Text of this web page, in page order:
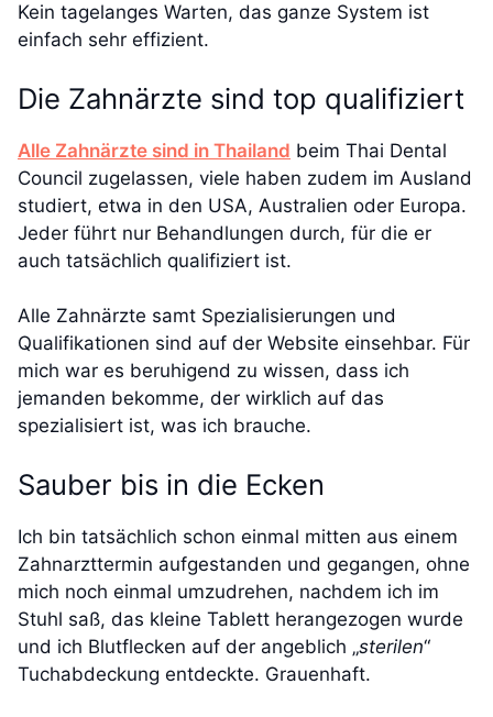
Kein tagelanges Warten, das ganze System ist
einfach sehr effizient.
Die Zahnärzte sind top qualifiziert
Alle Zahnärzte sind in Thailand beim Thai Dental
Council zugelassen, viele haben zudem im Ausland
studiert, etwa in den USA, Australien oder Europa.
Jeder führt nur Behandlungen durch, für die er
auch tatsächlich qualifiziert ist.
Alle Zahnärzte samt Spezialisierungen und
Qualifikationen sind auf der Website einsehbar. Für
mich war es beruhigend zu wissen, dass ich
jemanden bekomme, der wirklich auf das
spezialisiert ist, was ich brauche.
Sauber bis in die Ecken
Ich bin tatsächlich schon einmal mitten aus einem
Zahnarzttermin aufgestanden und gegangen, ohne
mich noch einmal umzudrehen, nachdem ich im
Stuhl saß, das kleine Tablett herangezogen wurde
und ich Blutflecken auf der angeblich „sterilen“
Tuchabdeckung entdeckte. Grauenhaft.